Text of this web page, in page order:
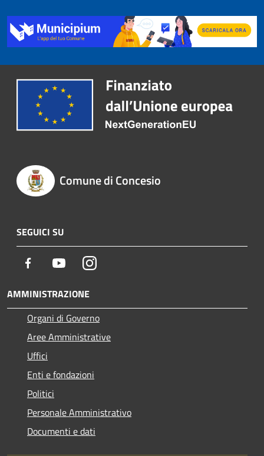
Comune di Concesio
SEGUICI SU
Facebook YoutubeInstagram
AMMINISTRAZIONE
Organi di Governo
Aree Amministrative
Uffici
Enti e fondazioni
Politici
Personale Amministrativo
Documenti e dati